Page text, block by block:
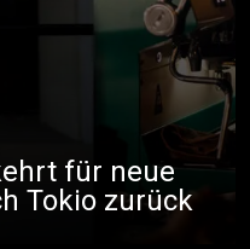
für neue
Tokio zurück